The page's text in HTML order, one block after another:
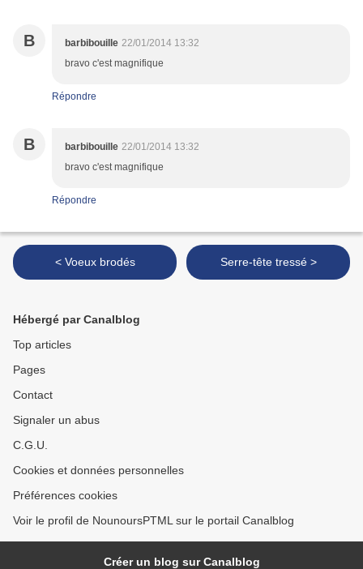
B barbibouille 22/01/2014 13:32
bravo c'est magnifique
Répondre
B barbibouille 22/01/2014 13:32
bravo c'est magnifique
Répondre
< Voeux brodés Serre-tête tressé >
Hébergé par Canalblog
Top articles
Pages
Contact
Signaler un abus
C.G.U.
Cookies et données personnelles
Préférences cookies
Voir le profil de NounoursPTML sur le portail Canalblog
Créer un blog sur Canalblog